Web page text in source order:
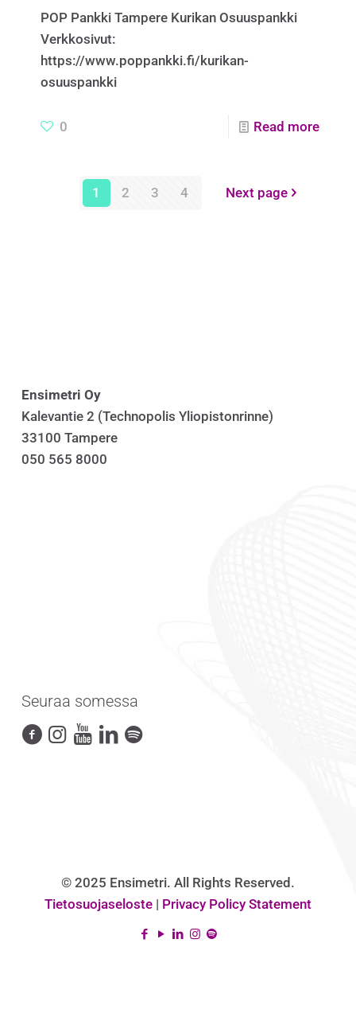
POP Pankki Tampere Kurikan Osuuspankki
Verkkosivut:
https://www.poppankki.fi/kurikan-
osuuspankki
0 Read more
1 2 3 4 Next page
Ensimetri Oy
Kalevantie 2 (Technopolis Yliopistonrinne)
33100 Tampere
050 565 8000
Seuraa somessa
© 2025 Ensimetri. All Rights Reserved.
Tietosuojaseloste | Privacy Policy Statement